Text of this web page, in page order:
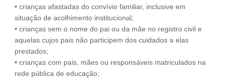
• crianças afastadas do convívio familiar, inclusive em
situação de acolhimento institucional;
• crianças sem o nome do pai ou da mãe no registro civil e
aquelas cujos pais não participem dos cuidados a elas
prestados;
• crianças com pais, mães ou responsáveis matriculados na
rede pública de educação;